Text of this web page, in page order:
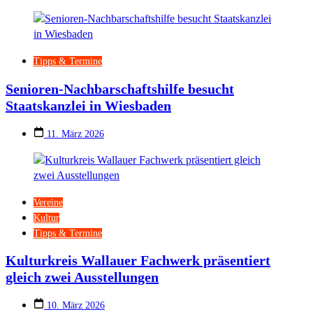
Tipps & Termine
Senioren-Nachbarschaftshilfe besucht
Staatskanzlei in Wiesbaden
11. März 2026
Vereine
Kultur
Tipps & Termine
Kulturkreis Wallauer Fachwerk präsentiert
gleich zwei Ausstellungen
10. März 2026